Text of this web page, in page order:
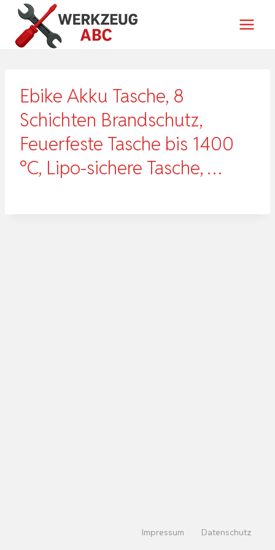
Zum
Inhalt
springen
Ebike Akku Tasche, 8
Schichten Brandschutz,
Feuerfeste Tasche bis 1400
°C, Lipo-sichere Tasche, …
Impressum Datenschutz